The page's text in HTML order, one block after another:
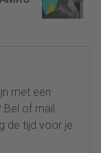
met een
of mail
de tijd voor je.